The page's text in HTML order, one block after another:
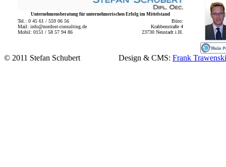
Unternehmensberatung für unternehmerischen Erfolg im Mittelstand
Tel.: 0 45 61 / 559 06 56
Mail: info@nordost-consulting.de
Mobil: 0151 / 58 57 94 86
Büro:
Krabbenstraße 4
23730 Neustadt i.H.
© 2011 Stefan Schubert Design & CMS: Frank